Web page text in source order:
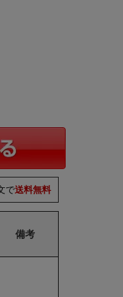
で送料無料
備考